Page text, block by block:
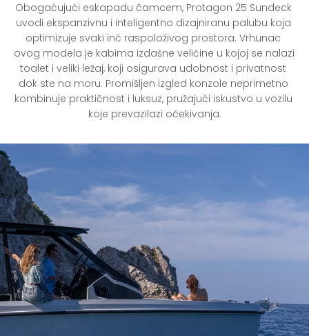
Obogaćujući eskapadu čamcem, Protagon 25 Sundeck
uvodi ekspanzivnu i inteligentno dizajniranu palubu koja
optimizuje svaki inč raspoloživog prostora. Vrhunac
ovog modela je kabima izdašne veličine u kojoj se nalazi
toalet i veliki ležaj, koji osigurava udobnost i privatnost
dok ste na moru. Promišljen izgled konzole neprimetno
kombinuje praktičnost i luksuz, pružajući iskustvo u vozilu
koje prevazilazi očekivanja.